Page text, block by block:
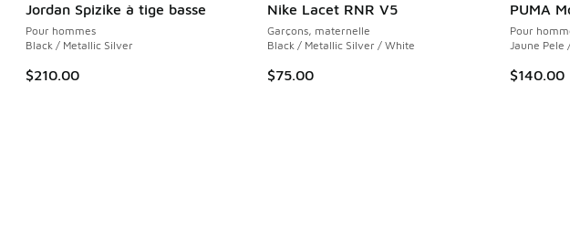
Jordan Spizike à tige basse
Pour hommes
Black / Metallic Silver
$210.00
Nike Lacet RNR V5
Garçons, maternelle
Black / Metallic Silver / White
$75.00
PUMA
Pour
Jaune Pele
$140.00